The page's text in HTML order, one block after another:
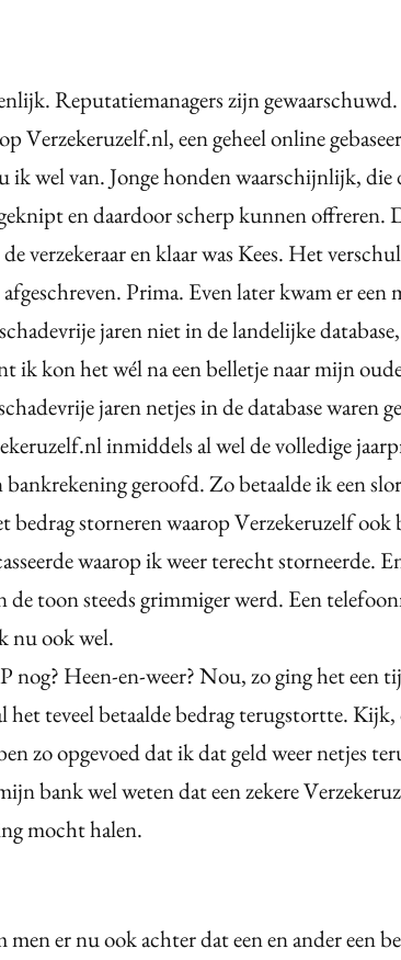
Reputatiemanagers zijn
Verzekeruzelf.nl, een geheel online
ik wel van. Jonge honden waarschijnlijk, die
en daardoor scherp kunnen offreren.
verzekeraar en klaar was Kees. Het
Prima. Even later kwam er een
jaren niet in de landelijke
ik kon het wél na een belletje naar mijn
jaren netjes in de database waren
inmiddels al wel de volledige
geroofd. Zo betaalde ik een
bedrag storneren waarop Verzekeruzelf ook
waarop ik weer terecht storneerde.
de toon steeds grimmiger werd. Een
nu ook wel.
nog? Heen-en-weer? Nou, zo ging het een
het teveel betaalde bedrag terugstortte.
zo opgevoed dat ik dat geld weer netjes
bank wel weten dat een zekere
mocht halen.
er nu ook achter dat een en ander een